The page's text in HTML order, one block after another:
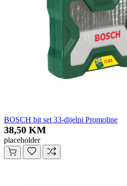
BOSCH bit set 33-dijelni Promoline
38,50 KM
placeholder